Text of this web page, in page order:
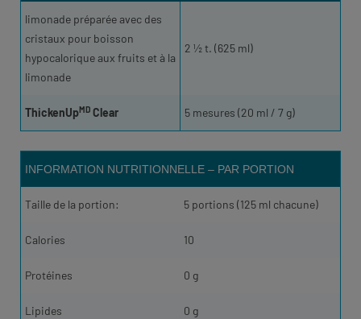
limonade préparée avec des
cristaux pour boisson
hypocalorique aux fruits et à la
limonade
2 ½ t. (625 ml)
ThickenUpMD Clear 5 mesures (20 ml / 7 g)
INFORMATION NUTRITIONNELLE – PAR PORTION
Taille de la portion: 5 portions (125 ml chacune)
Calories 10
Protéines 0 g
Lipides 0 g